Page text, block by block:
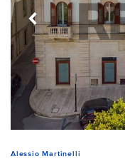
Alessio Martinelli